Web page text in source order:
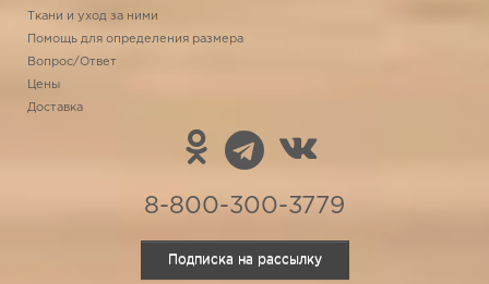
Ткани и уход за ними
Помощь для определения размера
Вопрос/Ответ
Цены
Доставка
8-800-300-3779
Подписка на рассылку